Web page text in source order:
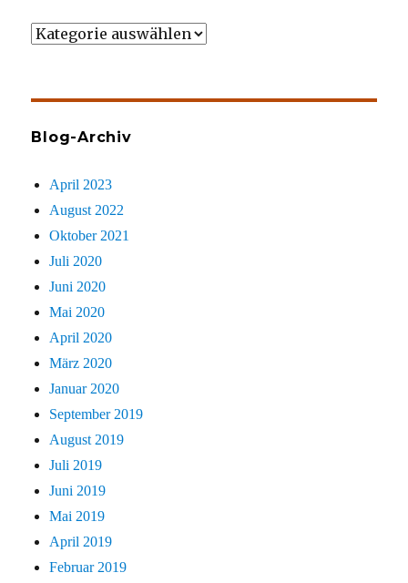
Wer
Blog-Archiv
April 2023
August 2022
Oktober 2021
Juli 2020
Juni 2020
Mai 2020
April 2020
März 2020
Januar 2020
September 2019
August 2019
Juli 2019
Juni 2019
Mai 2019
April 2019
Februar 2019